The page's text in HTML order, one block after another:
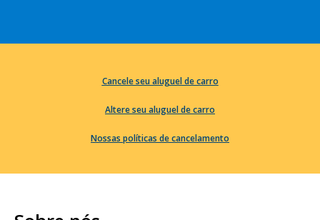
Cancele seu aluguel de carro
Altere seu aluguel de carro
Nossas políticas de cancelamento